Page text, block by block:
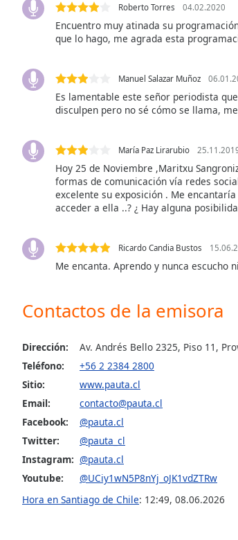
Track
Fullscreen
window.
Escape
Color
Opacity
Background
Roberto Torres 04.02.2020
Encuentro muy atinada su
que lo hago, me agrada esta
Manuel Salazar Muñoz
Es lamentable este señor periodista
disculpen pero no sé cómo se llama,
María Paz Lirarubio
Hoy 25 de Noviembre ,Maritxu
formas de comunicación vía redes
excelente su exposición . Me
acceder a ella ..? ¿ Hay alguna
Ricardo Candia Bustos
Me encanta. Aprendo y nunca escucho
Contactos de la emisora
Dirección:
Av. Andrés Bello 2325, Piso 11,
Teléfono:
+56 2 2384 2800
Sitio:
www.pauta.cl
Email:
contacto@pauta.cl
Facebook:
@pauta.cl
Twitter:
@pauta_cl
Instagram: @pauta.cl
Youtube:
@UCiy1wN5P8nYj_oJK1vdZTRw
Hora en Santiago de Chile: 12:49, 08.06.2026